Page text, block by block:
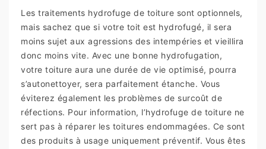
Les traitements hydrofuge de toiture sont optionnels,
mais sachez que si votre toit est hydrofugé, il sera
moins sujet aux agressions des intempéries et vieillira
donc moins vite. Avec une bonne hydrofugation,
votre toiture aura une durée de vie optimisé, pourra
s’autonettoyer, sera parfaitement étanche. Vous
éviterez également les problèmes de surcoût de
réfections. Pour information, l’hydrofuge de toiture ne
sert pas à réparer les toitures endommagées. Ce sont
des produits à usage uniquement préventif. Vous êtes